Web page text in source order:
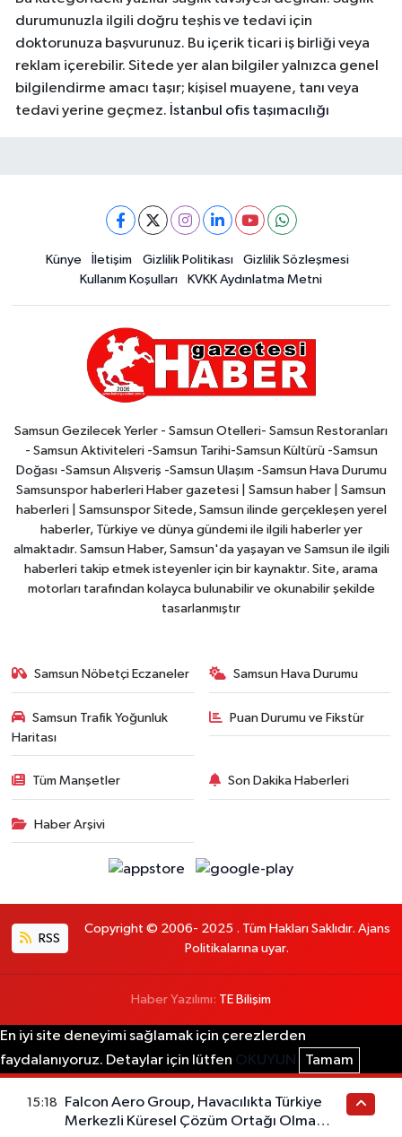
durumunuzla ilgili doğru teşhis ve tedavi için
doktorunuza başvurunuz. Bu içerik ticari iş birliği veya
reklam içerebilir. Sitede yer alan bilgiler yalnızca genel
bilgilendirme amacı taşır; kişisel muayene, tanı veya
tedavi yerine geçmez. İstanbul ofis taşımacılığı
Künye İletişim Gizlilik Politikası
Gizlilik Sözleşmesi
Kullanım Koşulları
KVKK Aydınlatma Metni
Samsun Gezilecek Yerler - Samsun Otelleri- Samsun Restoranları
- Samsun Aktiviteleri -Samsun Tarihi-Samsun Kültürü -Samsun
Doğası -Samsun Alışveriş -Samsun Ulaşım -Samsun Hava Durumu
Samsunspor haberleri Haber gazetesi | Samsun haber | Samsun
haberleri | Samsunspor Sitede, Samsun ilinde gerçekleşen yerel
haberler, Türkiye ve dünya gündemi ile ilgili haberler yer
almaktadır. Samsun Haber, Samsun'da yaşayan ve Samsun ile ilgili
haberleri takip etmek isteyenler için bir kaynaktır. Site, arama
motorları tarafından kolayca bulunabilir ve okunabilir şekilde
tasarlanmıştır
Samsun Nöbetçi Eczaneler Samsun Hava Durumu
Samsun Trafik Yoğunluk
Haritası
Puan Durumu ve Fikstür
Tüm Manşetler Son Dakika Haberleri
Haber Arşivi
RSS
Copyright © 2006- 2025 . Tüm Hakları Saklıdır. Ajans
Politikalarına uyar.
Haber Yazılımı: TE Bilişim
En iyi site deneyimi sağlamak için çerezlerden
faydalanıyoruz. Detaylar için lütfen OKUYUN Tamam
15:18
Falcon Aero Group, Havacılıkta Türkiye
Merkezli Küresel Çözüm Ortağı Olma